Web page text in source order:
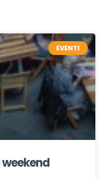
EVENTI